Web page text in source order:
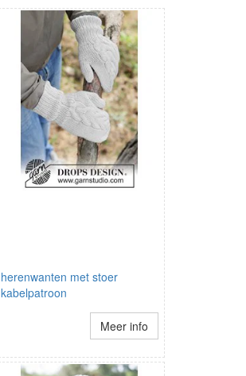
herenwanten met stoer
kabelpatroon
Meer info